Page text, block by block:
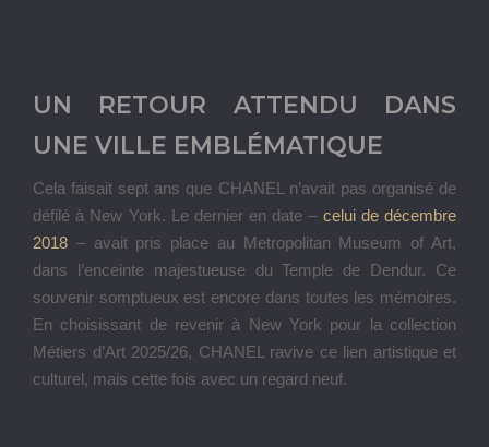
UN RETOUR ATTENDU DANS
UNE VILLE EMBLÉMATIQUE
Cela faisait sept ans que CHANEL n’avait pas organisé de
défilé à New York. Le dernier en date – celui de décembre
2018 – avait pris place au Metropolitan Museum of Art,
dans l’enceinte majestueuse du Temple de Dendur. Ce
souvenir somptueux est encore dans toutes les mémoires.
En choisissant de revenir à New York pour la collection
Métiers d’Art 2025/26, CHANEL ravive ce lien artistique et
culturel, mais cette fois avec un regard neuf.